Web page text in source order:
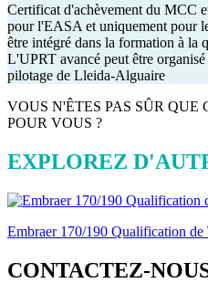
Certificat d'achèvement du MCC
pour l'EASA et uniquement pour
être intégré dans la formation à la
L'UPRT avancé peut être
pilotage de Lleida-Alguaire
VOUS N'ÊTES PAS SÛR QUE
POUR VOUS ?
EXPLOREZ
Embraer 170/190 Qualification de
CONTACTEZ-